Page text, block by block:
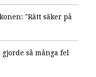
"Rätt säker på
så många fel